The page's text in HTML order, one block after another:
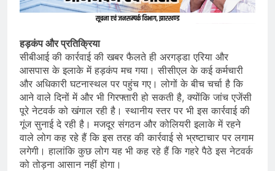
हड़कंप और प्रतिक्रिया
सीबीआई की कार्रवाई की खबर फैलते ही अरगड्डा एरिया और
आसपास के इलाके में हड़कंप मच गया। सीसीएल के कई कर्मचारी
और अधिकारी घटनास्थल पर पहुंच गए। लोगों के बीच चर्चा है कि
आने वाले दिनों में और भी गिरफ्तारी हो सकती है, क्योंकि जांच एजेंसी
पूरे नेटवर्क को खंगाल रही है। स्थानीय स्तर पर भी इस कार्रवाई की
गूंज सुनाई दे रही है। मजदूर संगठन और कोलियरी इलाके में रहने
वाले लोग कह रहे हैं कि इस तरह की कार्रवाई से भ्रष्टाचार पर लगाम
लगेगी। हालांकि कुछ लोग यह भी कह रहे हैं कि गहरे पैठे इस नेटवर्क
को तोड़ना आसान नहीं होगा।